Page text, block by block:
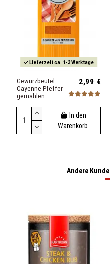
Lieferzeit ca. 1-3 Werktage
Gewürzbeutel
Cayenne Pfeffer
gemahlen
2,99 €
In den
Warenkorb
Andere